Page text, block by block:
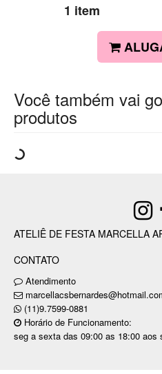
1 item
Você também vai
produtos
ATELIÊ DE FESTA MARCELLA
CONTATO
Atendimento
(11)9.7599-0881
Horário de Funcionamento:
seg a sexta das 09:00 as 18:00 aos